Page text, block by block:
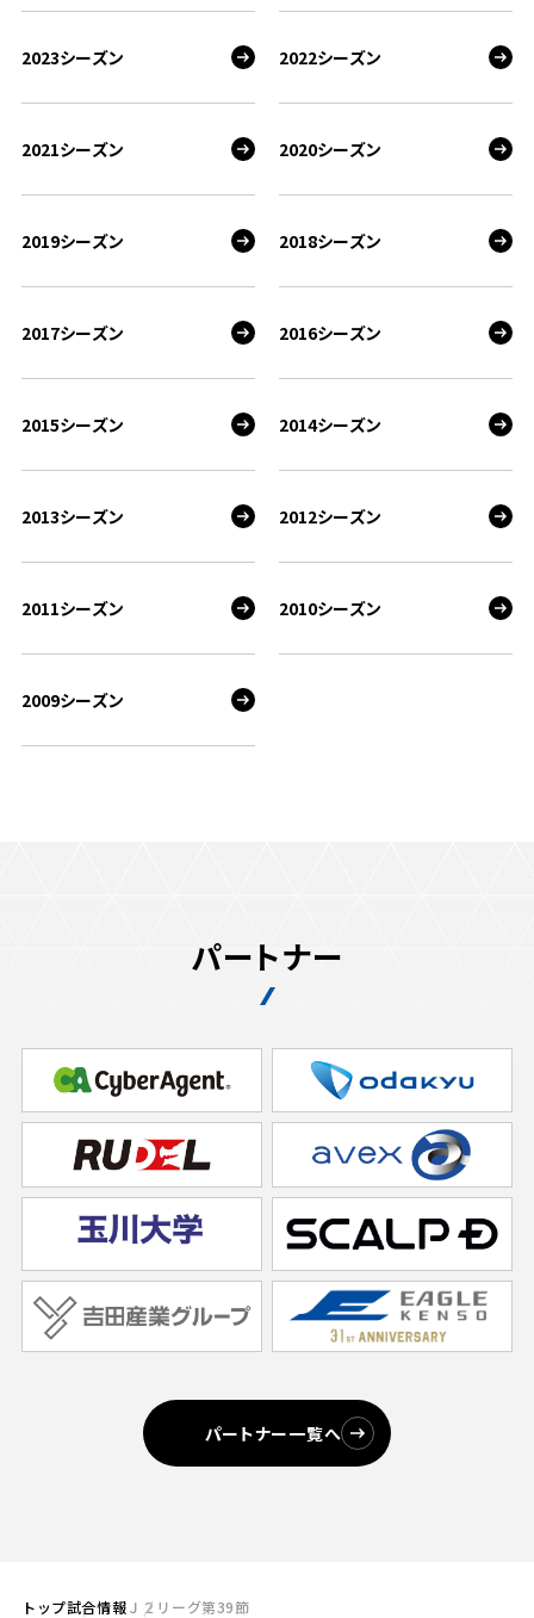
2023シーズン 2022シーズン
2021シーズン 2020シーズン
2019シーズン 2018シーズン
2017シーズン 2016シーズン
2015シーズン 2014シーズン
2013シーズン 2012シーズン
2011シーズン 2010シーズン
2009シーズン
パートナー
パートナー一覧へ
トップ試合情報Ｊ２リーグ第39節